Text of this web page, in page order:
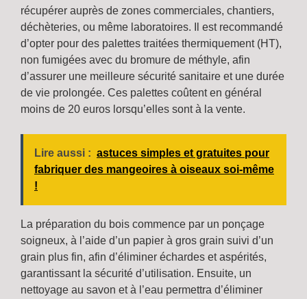
récupérer auprès de zones commerciales, chantiers,
déchèteries, ou même laboratoires. Il est recommandé
d’opter pour des palettes traitées thermiquement (HT),
non fumigées avec du bromure de méthyle, afin
d’assurer une meilleure sécurité sanitaire et une durée
de vie prolongée. Ces palettes coûtent en général
moins de 20 euros lorsqu’elles sont à la vente.
Lire aussi : astuces simples et gratuites pour
fabriquer des mangeoires à oiseaux soi-même
!
La préparation du bois commence par un ponçage
soigneux, à l’aide d’un papier à gros grain suivi d’un
grain plus fin, afin d’éliminer échardes et aspérités,
garantissant la sécurité d’utilisation. Ensuite, un
nettoyage au savon et à l’eau permettra d’éliminer